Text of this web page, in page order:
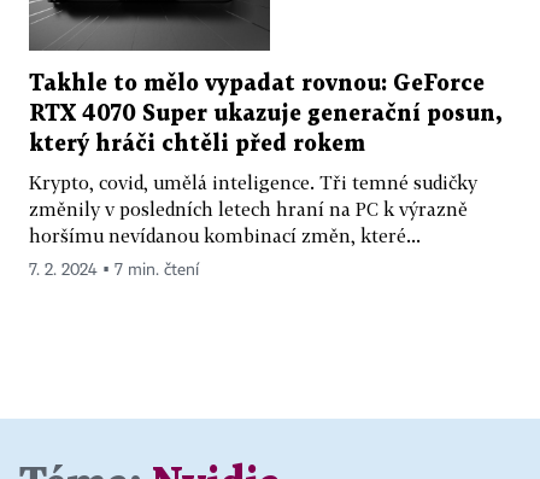
Takhle to mělo vypadat rovnou: GeForce
RTX 4070 Super ukazuje generační posun,
který hráči chtěli před rokem
Krypto, covid, umělá inteligence. Tři temné sudičky
změnily v posledních letech hraní na PC k výrazně
horšímu nevídanou kombinací změn, které...
7. 2. 2024 ▪ 7 min. čtení